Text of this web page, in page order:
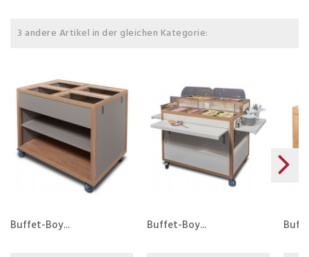
3 andere Artikel in der gleichen Kategorie:
Buffet-Boy... Buffet-Boy...